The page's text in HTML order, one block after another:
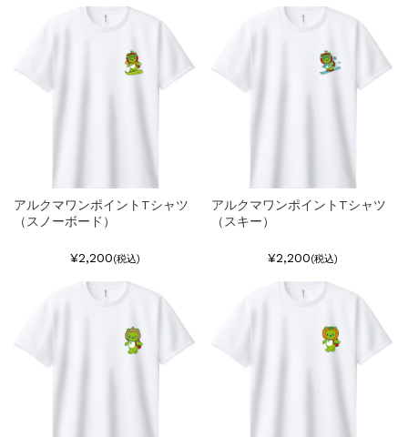
アルクマワンポイントTシャツ
（スノーボード）
¥2,200(税込)
アルクマワンポイントTシャツ
（スキー）
¥2,200(税込)